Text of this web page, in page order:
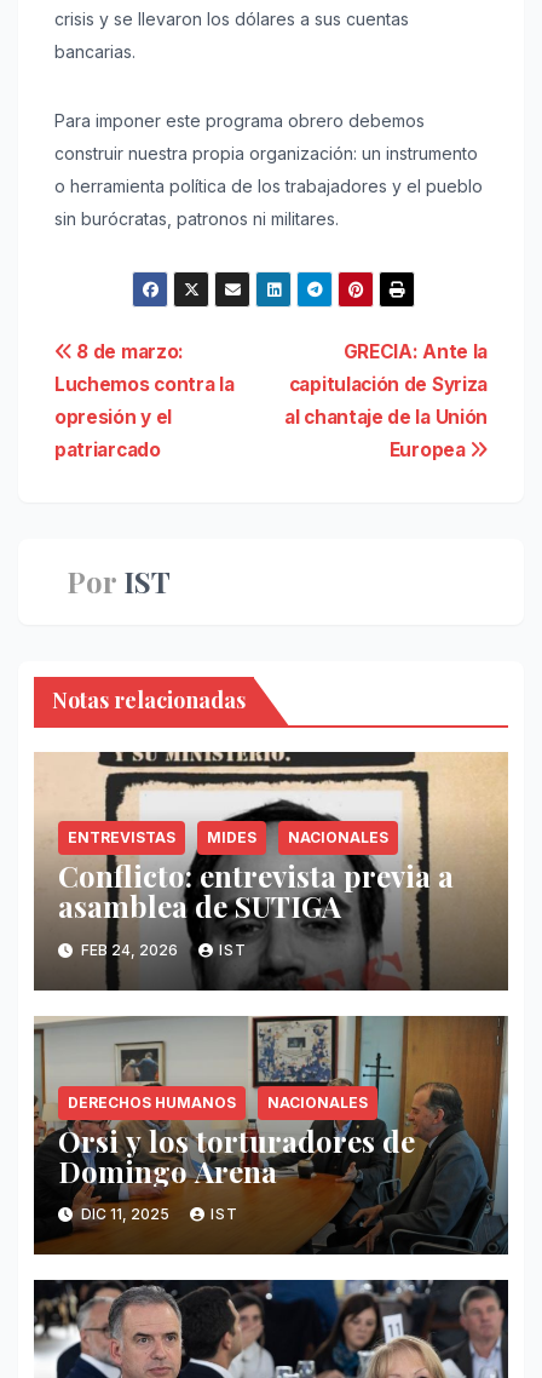
crisis y se llevaron los dólares a sus cuentas
bancarias.
Para imponer este programa obrero debemos
construir nuestra propia organización: un instrumento
o herramienta política de los trabajadores y el pueblo
sin burócratas, patronos ni militares.
Navegación
de
entradas
GRECIA: Ante la
capitulación de Syriza
al chantaje de la Unión
Europea
8 de marzo:
Luchemos contra la
opresión y el
patriarcado
Por IST
Notas relacionadas
ENTREVISTAS MIDES NACIONALES
Conflicto: entrevista previa a
asamblea de SUTIGA
FEB 24, 2026 IST
DERECHOS HUMANOS NACIONALES
Orsi y los torturadores de
Domingo Arena
DIC 11, 2025 IST